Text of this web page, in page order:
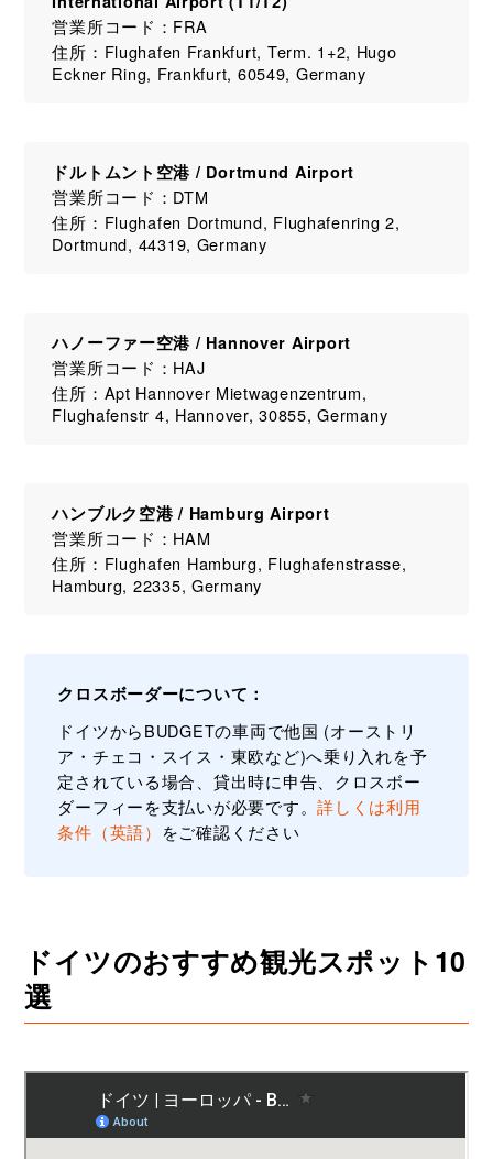
営業所コード：FRA
住所：Flughafen Frankfurt, Term. 1+2, Hugo
Eckner Ring, Frankfurt, 60549, Germany
ドルトムント空港 / Dortmund Airport
営業所コード：DTM
住所：Flughafen Dortmund, Flughafenring 2,
Dortmund, 44319, Germany
ハノーファー空港 / Hannover Airport
営業所コード：HAJ
住所：Apt Hannover Mietwagenzentrum,
Flughafenstr 4, Hannover, 30855, Germany
ハンブルク空港 / Hamburg Airport
営業所コード：HAM
住所：Flughafen Hamburg, Flughafenstrasse,
Hamburg, 22335, Germany
クロスボーダーについて：
ドイツからBUDGETの車両で他国 (オーストリ
ア・チェコ・スイス・東欧など)へ乗り入れを予
定されている場合、貸出時に申告、クロスボー
ダーフィーを支払いが必要です。詳しくは利用
条件（英語） をご確認ください
ドイツのおすすめ観光スポット10
選